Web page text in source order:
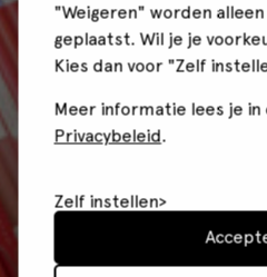
"Weigeren" worden
geplaatst. Wil je je
Kies dan voor "Zelf
Meer informatie lees je in
Privacybeleid.
Zelf instellen